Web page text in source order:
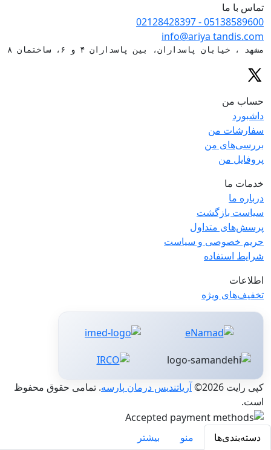
تماس با ما
05138589600
- 02128428397
info@ariya tandis.com
مشهد ، خیابان پاسداران، بین پاسداران ۴ و ۶، ساختمان ۸۸
حساب من
داشبورد
سفارشات من
بررسی‌های من
پروفایل من
خدمات ما
درباره ما
سیاست بازگشت
پرسش‌های متداول
حریم خصوصی و سیاست
شرایط استفاده
اطلاعات
تخفیف‌های ویژه
کپی رایت 2026© آریاتندیس درمان پارسه. تمامی حقوق محفوظ
است.
دسته‌بندی‌ها منو
بیشتر